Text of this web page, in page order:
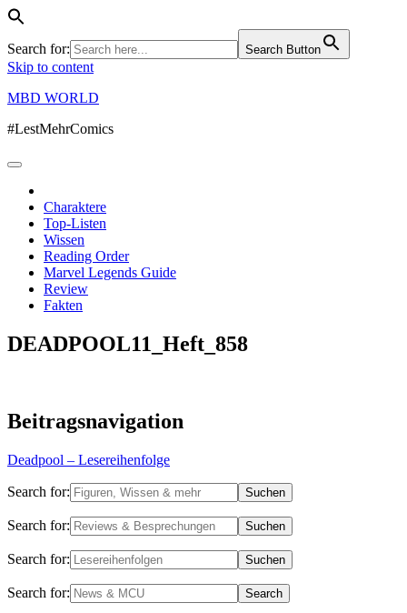
Search for: Search Button
Skip to content
MBD WORLD
#LestMehrComics
Charaktere
Top-Listen
Wissen
Reading Order
Marvel Legends Guide
Review
Fakten
DEADPOOL11_Heft_858
Beitragsnavigation
Deadpool – Lesereihenfolge
Search for:
Search for:
Search for:
Search for: